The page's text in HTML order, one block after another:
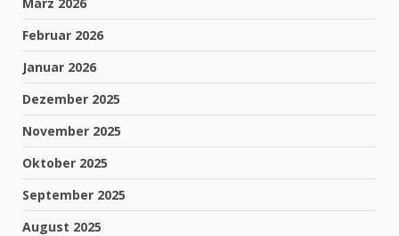
Februar 2026
Januar 2026
Dezember 2025
November 2025
Oktober 2025
September 2025
August 2025